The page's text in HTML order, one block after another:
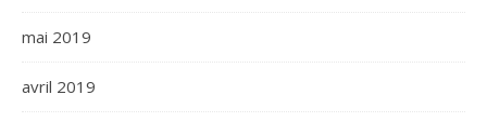
mai 2019
avril 2019